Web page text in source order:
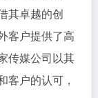
其卓越的创
客户提供了高
传媒公司以其
客户的认可，